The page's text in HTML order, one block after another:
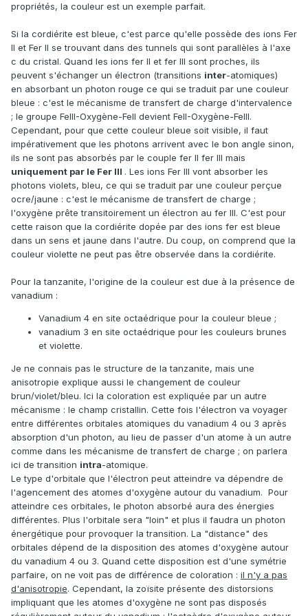
propriétés, la couleur est un exemple parfait.
Si la cordiérite est bleue, c'est parce qu'elle possède des ions Fer
II et Fer II se trouvant dans des tunnels qui sont parallèles à l'axe
c du cristal. Quand les ions fer II et fer III sont proches, ils
peuvent s'échanger un électron (transitions inter-atomiques)
en absorbant un photon rouge ce qui se traduit par une couleur
bleue : c'est le mécanisme de transfert de charge d'intervalence
; le groupe FeIII-Oxygène-FeII devient FeII-Oxygène-FeIII.
Cependant, pour que cette couleur bleue soit visible, il faut
impérativement que les photons arrivent avec le bon angle sinon,
ils ne sont pas absorbés par le couple fer II fer III mais
uniquement par le Fer III . Les ions Fer III vont absorber les
photons violets, bleu, ce qui se traduit par une couleur perçue
ocre/jaune : c'est le mécanisme de transfert de charge ;
l'oxygène prête transitoirement un électron au fer III. C'est pour
cette raison que la cordiérite dopée par des ions fer est bleue
dans un sens et jaune dans l'autre. Du coup, on comprend que la
couleur violette ne peut pas être observée dans la cordiérite.
Pour la tanzanite, l'origine de la couleur est due à la présence de
vanadium :
Vanadium 4 en site octaédrique pour la couleur bleue ;
vanadium 3 en site octaédrique pour les couleurs brunes
et violette.
Je ne connais pas le structure de la tanzanite, mais une
anisotropie explique aussi le changement de couleur
brun/violet/bleu. Ici la coloration est expliquée par un autre
mécanisme : le champ cristallin. Cette fois l'électron va voyager
entre différentes orbitales atomiques du vanadium 4 ou 3 après
absorption d'un photon, au lieu de passer d'un atome à un autre
comme dans les mécanisme de transfert de charge ; on parlera
ici de transition intra-atomique.
Le type d'orbitale que l'électron peut atteindre va dépendre de
l'agencement des atomes d'oxygène autour du vanadium. Pour
atteindre ces orbitales, le photon absorbé aura des énergies
différentes. Plus l'orbitale sera "loin" et plus il faudra un photon
énergétique pour provoquer la transition. La "distance" des
orbitales dépend de la disposition des atomes d'oxygène autour
du vanadium 4 ou 3. Quand cette disposition est d'une symétrie
parfaire, on ne voit pas de différence de coloration : il n'y a pas
d'anisotropie. Cependant, la zoïsite présente des distorsions
impliquant que les atomes d'oxygène ne sont pas disposés